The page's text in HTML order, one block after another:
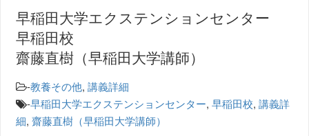
早稲田大学エクステンションセンター
早稲田校
齋藤直樹（早稲田大学講師）
-教養その他,講義詳細
-早稲田大学エクステンションセンター,早稲田校,講義詳
細,齋藤直樹（早稲田大学講師）